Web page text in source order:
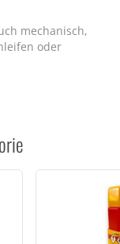
mechanisch,
oder